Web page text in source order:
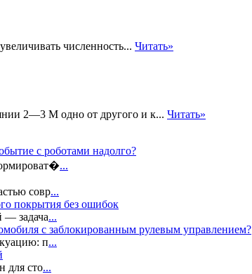
численность... Читать»
2—3 М одно от другого и к... Читать»
с роботами надолго?
...
совр...
покрытия без ошибок
— задача...
с заблокированным рулевым управлением?
п...
для сто...